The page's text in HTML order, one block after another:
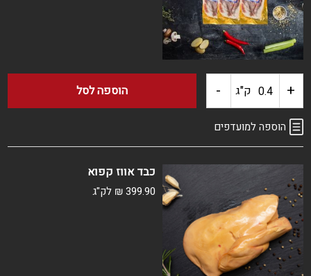
ארוז
+ כמות
של
אווז
קפוא
ק"ג - הוספה לסל
הוספה למועדפים
כבד אווז קפוא
₪399.90 לק"ג